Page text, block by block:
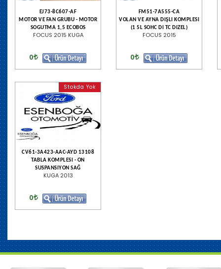
EJ73-8C607-AF
MOTOR VE FAN GRUBU - MOTOR
SOGUTMA 1,5 ECOBOS
FOCUS 2015 KUGA
0
FM51-7A555-CA
VOLAN VE AYNA DIŞLI KOMPLESI
(1 5L SOHC DI TC DIZEL)
FOCUS 2015
0
Stokda Yok
CV61-3A423-AAC-AYD 13108
TABLA KOMPLESI - ON
SUSPANSIYON SAĞ
KUGA 2013
0